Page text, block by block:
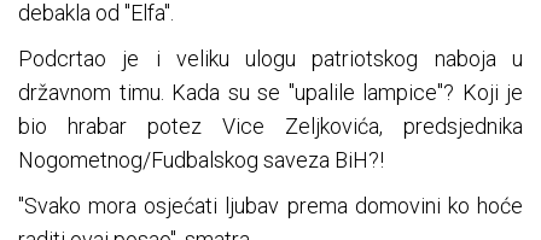
debakla od "Elfa".
Podcrtao je i veliku ulogu patriotskog naboja u
državnom timu. Kada su se "upalile lampice"? Koji je
bio hrabar potez Vice Zeljkovića, predsjednika
Nogometnog/Fudbalskog saveza BiH?!
"Svako mora osjećati ljubav prema domovini ko hoće